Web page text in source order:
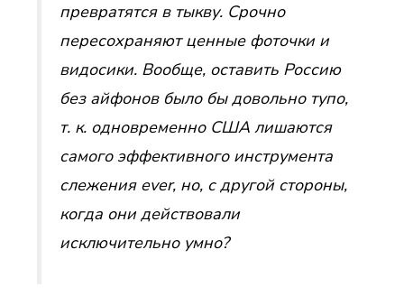
превратятся в тыкву. Срочно
пересохраняют ценные фоточки и
видосики. Вообще, оставить Россию
без айфонов было бы довольно тупо,
т. к. одновременно США лишаются
самого эффективного инструмента
слежения ever, но, с другой стороны,
когда они действовали
исключительно умно?